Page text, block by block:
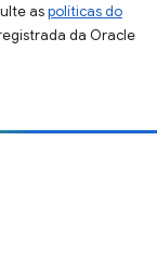
aspolíticas do
da Oracle